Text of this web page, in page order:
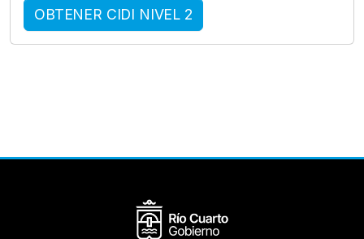
OBTENER CIDI NIVEL 2